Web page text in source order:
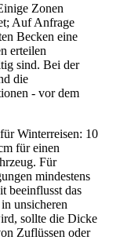
Zonen
Auf Anfrage
Becken eine
erteilen
sind. Bei der
die
- vor dem
Winterreisen: 10
für einen
Für
mindestens
beeinflusst das
unsicheren
sollte die Dicke
Zuflüssen oder